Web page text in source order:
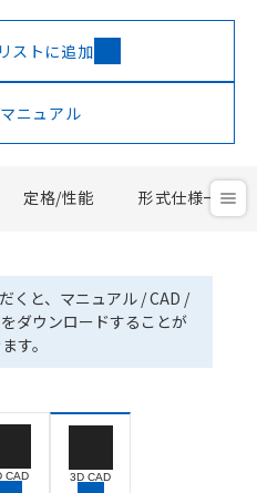
ストに追加
ニュアル
定格/性能 形式仕様一覧
くと、マニュアル / CAD /
ダウンロードすることが
す。
CAD 3D CAD